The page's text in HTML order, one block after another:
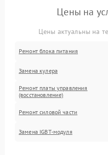
Цены на
Цены актуальны на
Ремонт блока питания
Замена кулера
Ремонт платы управления
(восстановление)
Ремонт силовой части
Замена IGBT-модуля